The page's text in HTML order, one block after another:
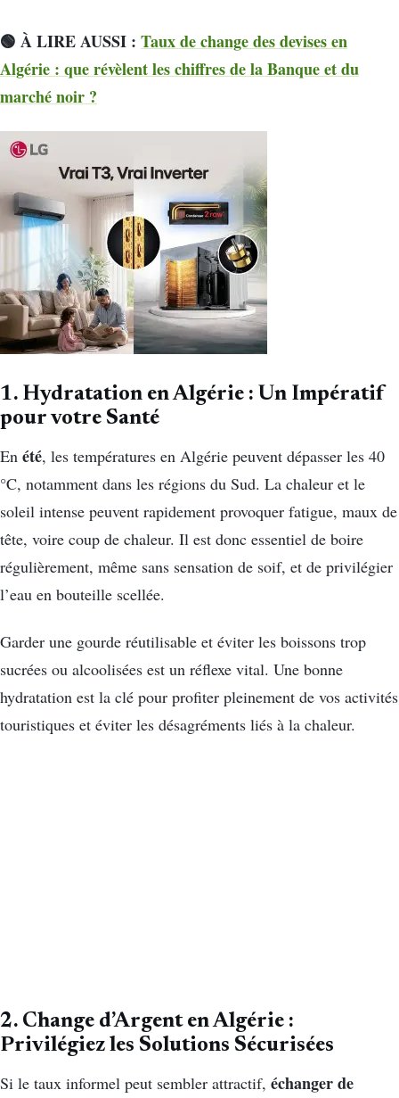
🟢 À LIRE AUSSI : Taux de change des devises en
Algérie : que révèlent les chiffres de la Banque et du
marché noir ?
1. Hydratation en Algérie : Un Impératif
pour votre Santé
En été, les températures en Algérie peuvent dépasser les 40
°C, notamment dans les régions du Sud. La chaleur et le
soleil intense peuvent rapidement provoquer fatigue, maux de
tête, voire coup de chaleur. Il est donc essentiel de boire
régulièrement, même sans sensation de soif, et de privilégier
l’eau en bouteille scellée.
Garder une gourde réutilisable et éviter les boissons trop
sucrées ou alcoolisées est un réflexe vital. Une bonne
hydratation est la clé pour profiter pleinement de vos activités
touristiques et éviter les désagréments liés à la chaleur.
2. Change d’Argent en Algérie :
Privilégiez les Solutions Sécurisées
Si le taux informel peut sembler attractif, échanger de